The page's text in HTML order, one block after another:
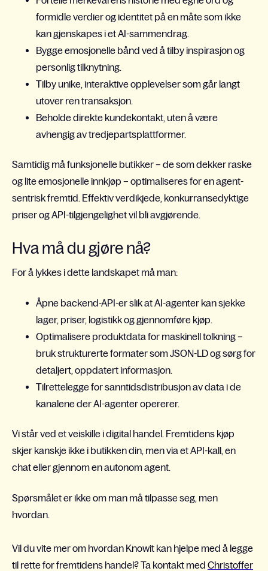
formidle verdier og identitet på en måte som ikke
kan gjenskapes i et AI-sammendrag.
Bygge emosjonelle bånd ved å tilby inspirasjon og
personlig tilknytning.
Tilby unike, interaktive opplevelser som går langt
utover ren transaksjon.
Beholde direkte kundekontakt, uten å være
avhengig av tredjepartsplattformer.
Samtidig må funksjonelle butikker – de som dekker raske
og lite emosjonelle innkjøp – optimaliseres for en agent-
sentrisk fremtid. Effektiv verdikjede, konkurransedyktige
priser og API-tilgjengelighet vil bli avgjørende.
Hva må du gjøre nå?
For å lykkes i dette landskapet må man:
Åpne backend-API-er slik at AI-agenter kan sjekke
lager, priser, logistikk og gjennomføre kjøp.
Optimalisere produktdata for maskinell tolkning –
bruk strukturerte formater som JSON-LD og sørg for
detaljert, oppdatert informasjon.
Tilrettelegge for sanntidsdistribusjon av data i de
kanalene der AI-agenter opererer.
Vi står ved et veiskille i digital handel. Fremtidens kjøp
skjer kanskje ikke i butikken din, men via et API-kall, en
chat eller gjennom en autonom agent.
Spørsmålet er ikke om man må tilpasse seg, men
hvordan.
Vil du vite mer om hvordan Knowit kan hjelpe med å legge
til rette for fremtidens handel? Ta kontakt med Christoffer